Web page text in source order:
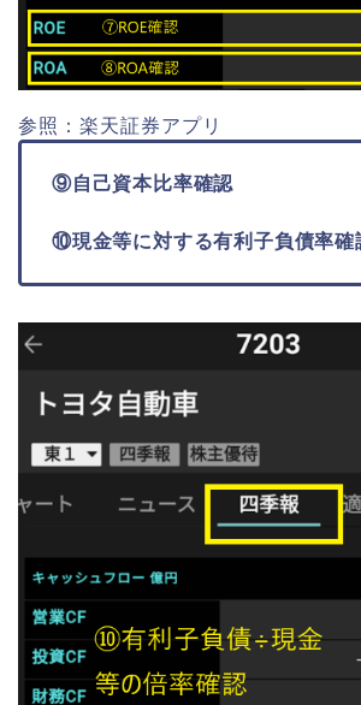
参照：楽天証券アプリ
⑨自己資本比率確認
⑩現金等に対する有利子負債率確